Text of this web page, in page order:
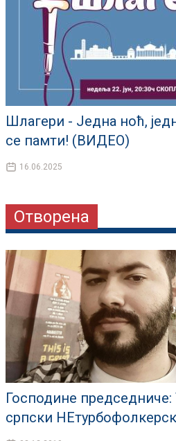
Шлагери - Једна ноћ,
се памти! (ВИДЕО)
16.06.2025
Отворена
Господине председниче:
српски